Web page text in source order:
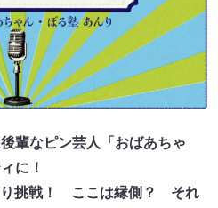
輩なピン芸人「おばあちゃ
に！
り挑戦！ ここは縁側？ それ